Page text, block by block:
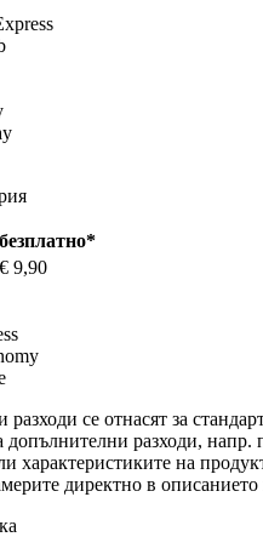
безплатно*
€ 9,90
се отнасят за
разходи, напр.
характеристиките на
директно в описанието